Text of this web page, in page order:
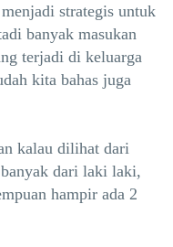
strategis untuk
banyak masukan
terjadi di keluarga
kita bahas juga
kalau dilihat dari
dari laki laki,
hampir ada 2